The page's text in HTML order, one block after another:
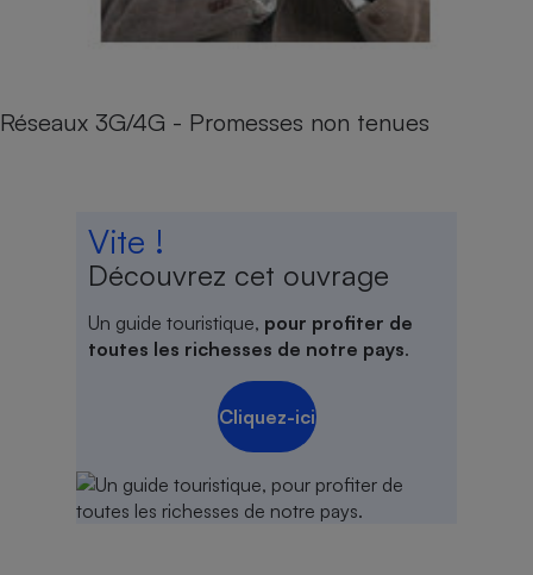
Réseaux 3G/4G - Promesses non tenues
Vite !
Découvrez cet ouvrage
Un guide touristique, pour profiter de
toutes les richesses de notre pays.
Cliquez-ici